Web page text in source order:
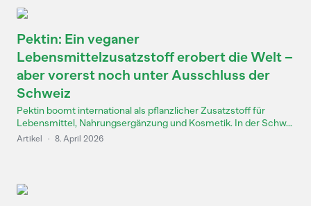
Pektin: Ein veganer
Lebensmittelzusatzstoff erobert die Welt –
aber vorerst noch unter Ausschluss der
Schweiz
Pektin boomt international als pflanzlicher Zusatzstoff für
Lebensmittel, Nahrungsergänzung und Kosmetik. In der Schw...
Artikel · 8. April 2026